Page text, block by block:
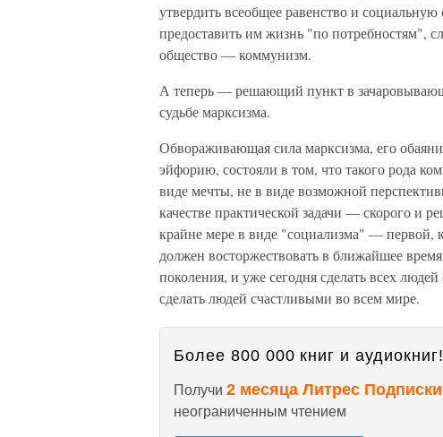
утвердить всеобщее равенство и
предоставить им жизнь "по потребностям",
общество — коммунизм.
А теперь — решающий пункт в
судьбе марксизма.
Обвораживающая сила марксизма, его
эйфорию, состояли в том, что такого рода
виде мечты, не в виде возможной
качестве практической задачи — скорого и
крайне мере в виде "социализ­ма" — первой,
должен восторжествовать в ближайшее
поколения, и уже сегодня сделать всех
сделать людей счастливыми во всем мире.
Более 800 000 книг и
Получи 2 месяца Литрес
неограниченным чтением